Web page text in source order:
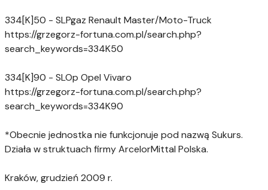
334[K]50 - SLPgaz Renault Master/Moto-Truck
https://grzegorz-fortuna.com.pl/search.php?
search_keywords=334K50
334[K]90 - SLOp Opel Vivaro
https://grzegorz-fortuna.com.pl/search.php?
search_keywords=334K90
*Obecnie jednostka nie funkcjonuje pod nazwą Sukurs.
Działa w struktuach firmy ArcelorMittal Polska.
Kraków, grudzień 2009 r.